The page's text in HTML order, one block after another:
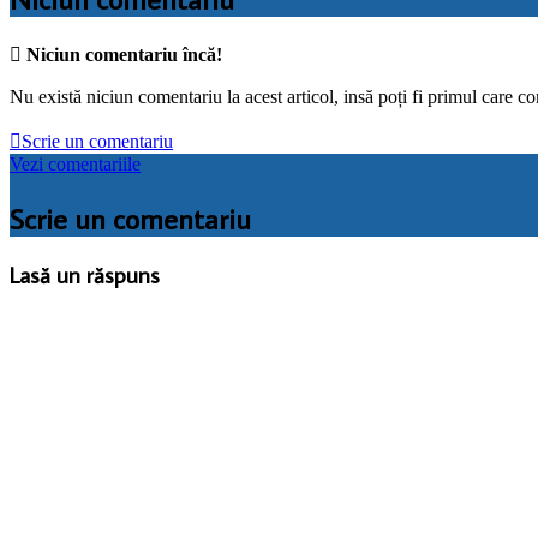
 Niciun comentariu încă!
Nu există niciun comentariu la acest articol, insă poți fi primul care
Scrie un comentariu
Vezi comentariile
Scrie un comentariu
Lasă un răspuns